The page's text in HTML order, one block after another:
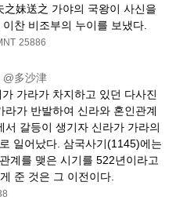
妹送之 가야의 국왕이 사신을
찬 비조부의 누이를 보냈다.
25886
多沙津
가 가라가 차지하고 있던 다사진
라가 반발하여 신라와 혼인관계
서 갈등이 생기자 신라가 가라의
일어났다. 삼국사기(1145)에는
계를 맺은 시기를 522년이라고
준 것은 그 이전이다.